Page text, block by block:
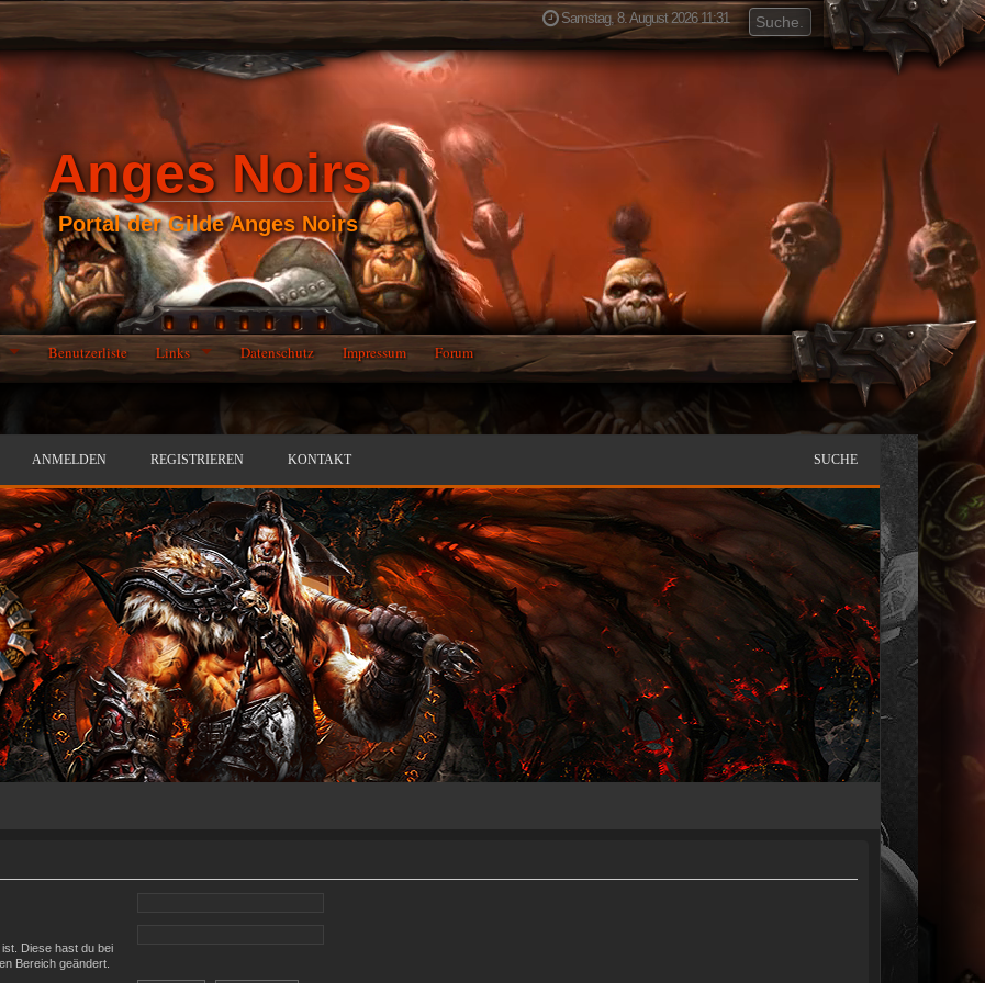
Samstag, 8. August 2026 11:31
Anges Noirs
Portal der Gilde Anges Noirs
Benutzerliste Links Datenschutz Impressum Forum